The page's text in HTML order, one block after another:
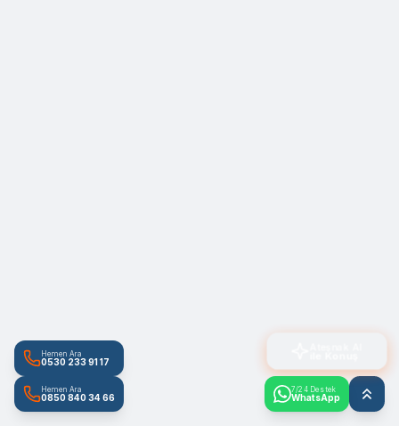
7/24 Destek
WhatsApp
Hemen Ara
0530 233 91 17
Hemen Ara
0850 840 34 66